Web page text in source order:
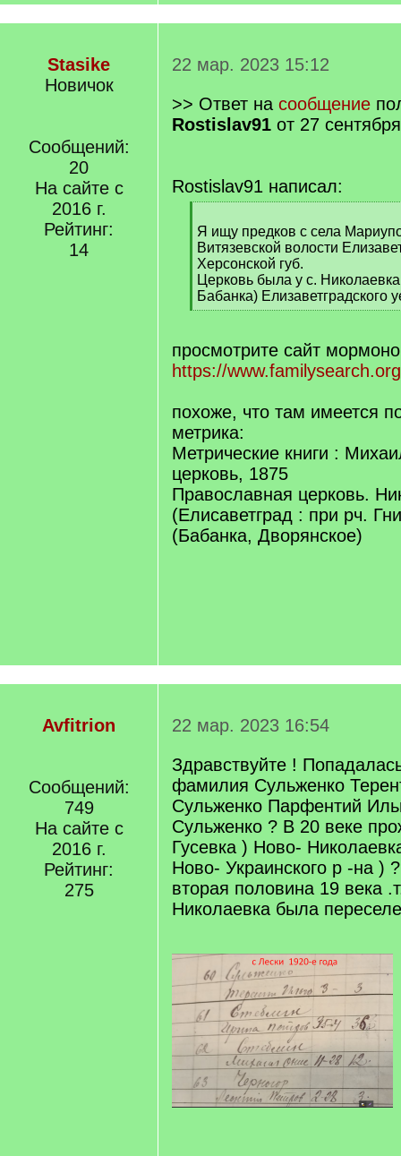
Stasike
Новичок
Сообщений:
20
На сайте с
2016 г.
Рейтинг:
14
22 мар. 2023 15:12
>> Ответ на сообщение
Rostislav91 от 27
Rostislav91 написал:
q
]
Я ищу предков с села
Витязевской волости
Херсонской губ.
Церковь была у с.
Бабанка) Елизаветградского
[
q
]
просмотрите сайт
https://
похоже, что там имеется
метрика:
Метрические книги :
церковь, 1875
Православная церковь.
(Елисаветград : при рч.
(Бабанка, Дворянское)
Avfitrion
Сообщений:
749
На сайте с
2016 г.
Рейтинг:
275
22 мар. 2023 16:54
Здравствуйте !
фамилия Сульженко
Сульженко Парфентий
Сульженко ? В 20 веке
Гусевка ) Ново-
Ново- Украинского р -на )
вторая половина 19 века
Николаевка была